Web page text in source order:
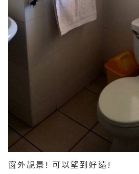
窗外靚景! 可以望到好遠!